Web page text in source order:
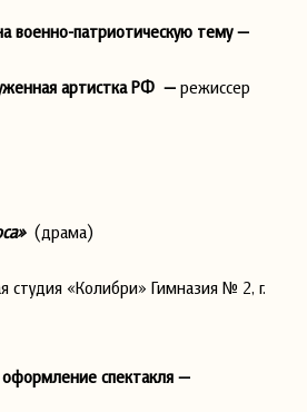
военно-патриотическую тему —
артистка РФ — режиссер
(драма)
студия «Колибри» Гимназия № 2, г.
спектакля —